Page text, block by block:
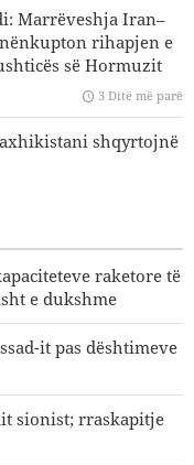
sionist; rraskapitje
në luftën me
të
Marrëveshja Iran–
rihapjen e
së Hormuzit
3 Ditë më parë
shqyrtojnë
raketore të
e dukshme
it pas dështimeve
sionist; rraskapitje